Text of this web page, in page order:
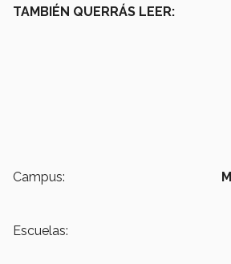
TAMBIÉN QUERRÁS LEER:
Campus:
Escuelas: